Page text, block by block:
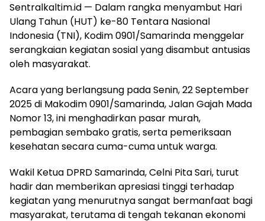
Sentralkaltim.id — Dalam rangka menyambut Hari
Ulang Tahun (HUT) ke-80 Tentara Nasional
Indonesia (TNI), Kodim 0901/Samarinda menggelar
serangkaian kegiatan sosial yang disambut antusias
oleh masyarakat.
Acara yang berlangsung pada Senin, 22 September
2025 di Makodim 0901/Samarinda, Jalan Gajah Mada
Nomor 13, ini menghadirkan pasar murah,
pembagian sembako gratis, serta pemeriksaan
kesehatan secara cuma-cuma untuk warga.
Wakil Ketua DPRD Samarinda, Celni Pita Sari, turut
hadir dan memberikan apresiasi tinggi terhadap
kegiatan yang menurutnya sangat bermanfaat bagi
masyarakat, terutama di tengah tekanan ekonomi